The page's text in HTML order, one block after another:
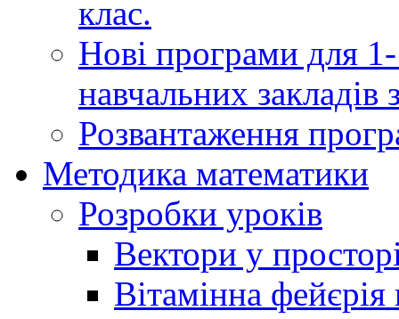
клас.
Нові програми для 1-
навчальних закладів
Розвантаження
Методика математики
Розробки уроків
Вектори у
Вітамінна фейєрія